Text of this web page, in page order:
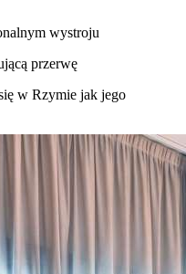
wystroju
przerwę
w Rzymie jak jego